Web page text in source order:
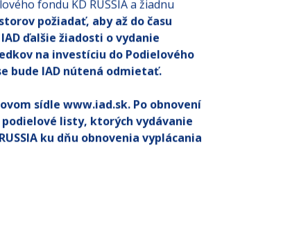
fondu KD RUSSIA a žiadnu
požiadať, aby až do času
ďalšie žiadosti o vydanie
na investíciu do Podielového
bude IAD nútená odmietať.
sídle www.iad.sk. Po obnovení
podielové listy, ktorých vydávanie
ku dňu obnovenia vyplácania